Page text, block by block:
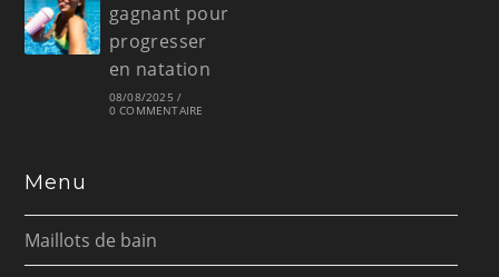
gagnant pour
progresser
en natation
08/08/2025 /
0 COMMENTAIRE
Menu
Maillots de bain